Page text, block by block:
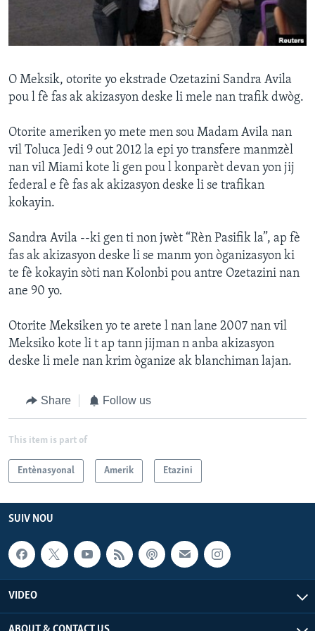
O Meksik, otorite yo ekstrade Ozetazini Sandra Avila
pou l fè fas ak akizasyon deske li mele nan trafik dwòg.
Otorite ameriken yo mete men sou Madam Avila nan
vil Toluca Jedi 9 out 2012 la epi yo transfere manmzèl
nan vil Miami kote li gen pou l konparèt devan yon jij
federal e fè fas ak akizasyon deske li se trafikan
kokayin.
Sandra Avila --ki gen ti non jwèt “Rèn Pasifik la”, ap fè
fas ak akizasyon deske li se manm yon òganizasyon ki
te fè kokayin sòti nan Kolonbi pou antre Ozetazini nan
ane 90 yo.
Otorite Meksiken yo te arete l nan lane 2007 nan vil
Meksiko kote li t ap tann jijman n anba akizasyon
deske li mele nan krim òganize ak blanchiman lajan.
Share Follow us
This item is part of
Entènasyonal Amerik Etazini
SUIV NOU
VIDEO